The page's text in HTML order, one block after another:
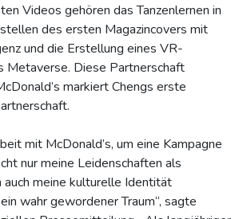
Videos gehören das Tanzenlernen in
des ersten Magazincovers mit
und die Erstellung eines VR-
Metaverse. Diese Partnerschaft
markiert Chengs erste
mit McDonald’s, um eine Kampagne
nur meine Leidenschaften als
auch meine kulturelle Identität
wahr gewordener Traum“, sagte